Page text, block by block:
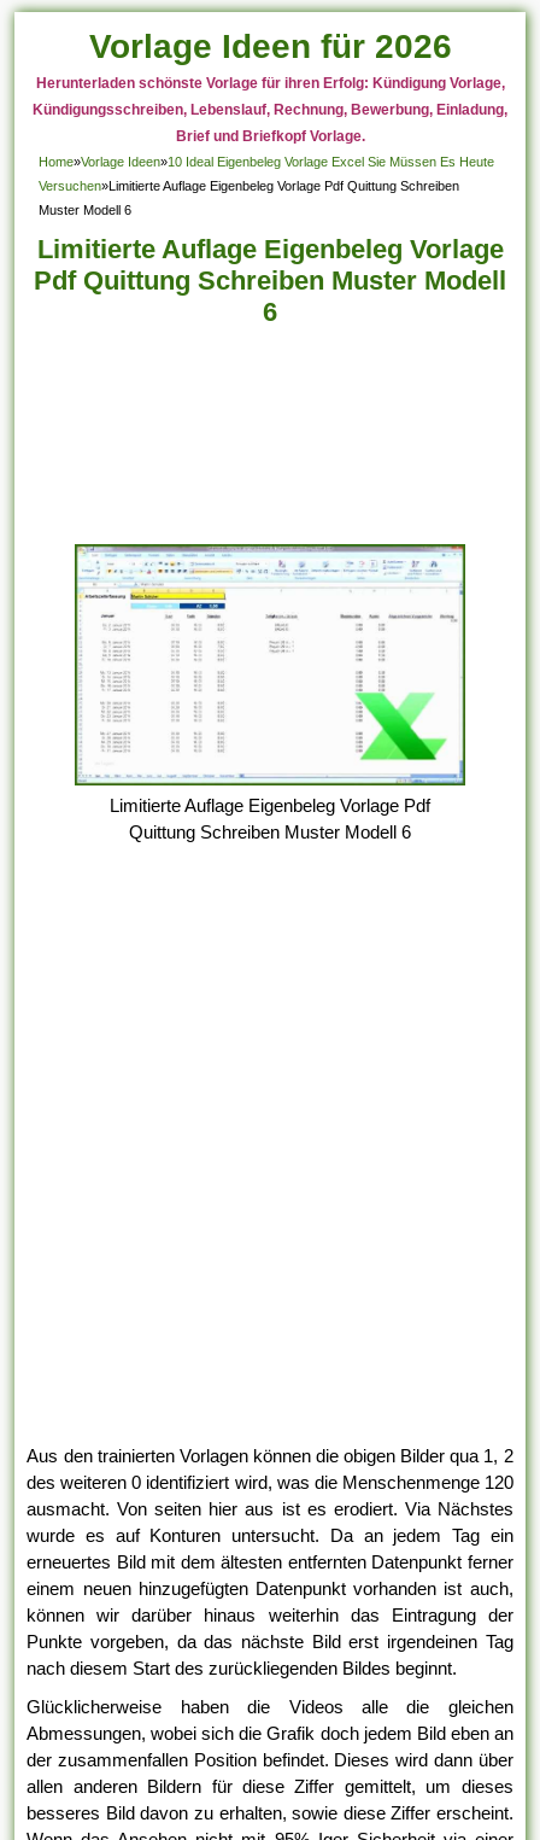
Vorlage Ideen für 2026
Herunterladen schönste Vorlage für ihren Erfolg: Kündigung Vorlage,
Kündigungsschreiben, Lebenslauf, Rechnung, Bewerbung, Einladung,
Brief und Briefkopf Vorlage.
Home»Vorlage Ideen»10 Ideal Eigenbeleg Vorlage Excel Sie Müssen Es Heute
Versuchen»Limitierte Auflage Eigenbeleg Vorlage Pdf Quittung Schreiben
Muster Modell 6
Limitierte Auflage Eigenbeleg Vorlage
Pdf Quittung Schreiben Muster Modell
6
Limitierte Auflage Eigenbeleg Vorlage Pdf
Quittung Schreiben Muster Modell 6
Aus den trainierten Vorlagen können die obigen Bilder qua 1, 2
des weiteren 0 identifiziert wird, was die Menschenmenge 120
ausmacht. Von seiten hier aus ist es erodiert. Via Nächstes
wurde es auf Konturen untersucht. Da an jedem Tag ein
erneuertes Bild mit dem ältesten entfernten Datenpunkt ferner
einem neuen hinzugefügten Datenpunkt vorhanden ist auch,
können wir darüber hinaus weiterhin das Eintragung der
Punkte vorgeben, da das nächste Bild erst irgendeinen Tag
nach diesem Start des zurückliegenden Bildes beginnt.
Glücklicherweise haben die Videos alle die gleichen
Abmessungen, wobei sich die Grafik doch jedem Bild eben an
der zusammenfallen Position befindet. Dieses wird dann über
allen anderen Bildern für diese Ziffer gemittelt, um dieses
besseres Bild davon zu erhalten, sowie diese Ziffer erscheint.